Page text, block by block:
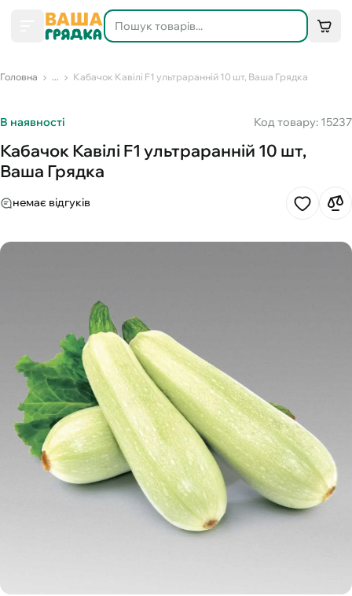
Головна ... Кабачок Кавілі F1 ультраранній 10 шт, Ваша Грядка
В наявності Код товару: 15237
Кабачок Кавілі F1 ультраранній 10 шт,
Ваша Грядка
немає відгуків